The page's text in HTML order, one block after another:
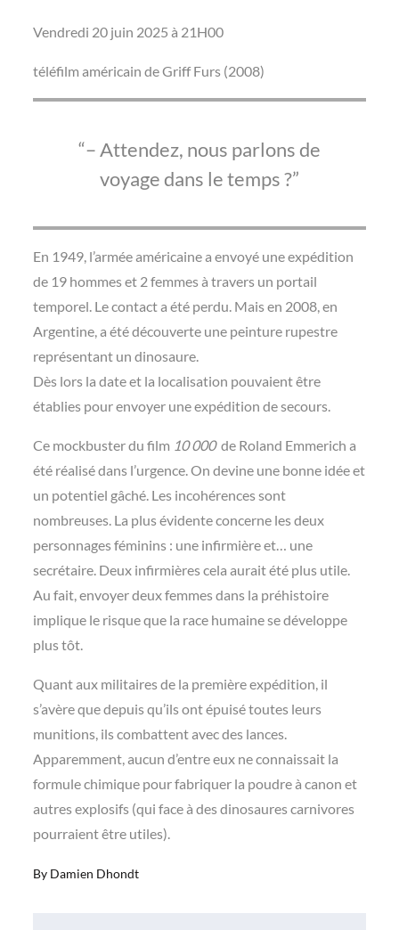
Vendredi 20 juin 2025 à 21H00
téléfilm américain de Griff Furs (2008)
– Attendez, nous parlons de
voyage dans le temps ?
En 1949, l’armée américaine a envoyé une expédition
de 19 hommes et 2 femmes à travers un portail
temporel. Le contact a été perdu. Mais en 2008, en
Argentine, a été découverte une peinture rupestre
représentant un dinosaure.
Dès lors la date et la localisation pouvaient être
établies pour envoyer une expédition de secours.
Ce mockbuster du film 10 000de Roland Emmerich a
été réalisé dans l’urgence. On devine une bonne idée et
un potentiel gâché. Les incohérences sont
nombreuses. La plus évidente concerne les deux
personnages féminins : une infirmière et… une
secrétaire. Deux infirmières cela aurait été plus utile.
Au fait, envoyer deux femmes dans la préhistoire
implique le risque que la race humaine se développe
plus tôt.
Quant aux militaires de la première expédition, il
s’avère que depuis qu’ils ont épuisé toutes leurs
munitions, ils combattent avec des lances.
Apparemment, aucun d’entre eux ne connaissait la
formule chimique pour fabriquer la poudre à canon et
autres explosifs (qui face à des dinosaures carnivores
pourraient être utiles).
By Damien Dhondt